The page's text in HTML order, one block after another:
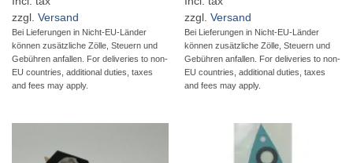
zzgl. Versand
Bei Lieferungen in Nicht-EU-Länder
können zusätzliche Zölle, Steuern und
Gebühren anfallen. For deliveries to non-
EU countries, additional duties, taxes
and fees may apply.
zzgl. Versand
Bei Lieferungen in Nicht-EU-Länder
können zusätzliche Zölle, Steuern und
Gebühren anfallen. For deliveries to non-
EU countries, additional duties, taxes
and fees may apply.